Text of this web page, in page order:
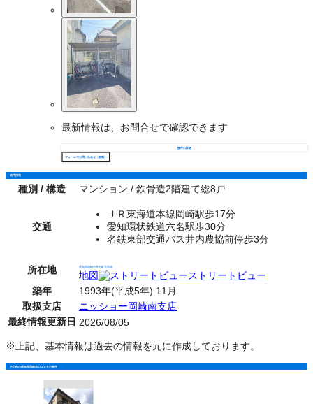
最新情報は、お問合せで確認できます
物件の詳細
フォームでお問い合わせ（無料）
物件情報
種別 / 構造 マンション / 鉄骨造2階建て総8戸
交通
ＪＲ東海道本線岡崎駅歩17分
愛知環状鉄道六名駅歩30分
名鉄東部交通バス井内農協前停歩3分
所在地 愛知県岡崎市井内町字西浦
地図
ストリートビュー
築年
1993年(平成5年) 11月
取扱支店
ニッショー岡崎南支店
最終情報更新日 2026/08/05
※上記、基本情報は過去の情報を元に作成しております。
その他の愛知県岡崎市の２ＤＫの物件